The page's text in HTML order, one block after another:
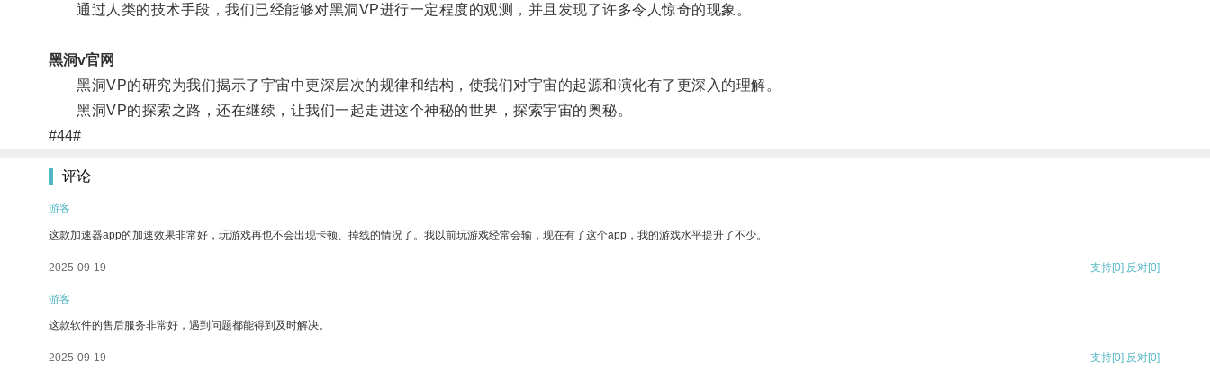
通过人类的技术手段，我们已经能够对黑洞VP进行一定程度的观测，并且发现了许多令人惊奇的现象。
黑洞v官网
黑洞VP的研究为我们揭示了宇宙中更深层次的规律和结构，使我们对宇宙的起源和演化有了更深入的理解。
黑洞VP的探索之路，还在继续，让我们一起走进这个神秘的世界，探索宇宙的奥秘。
#44#
评论
游客
这款加速器app的加速效果非常好，玩游戏再也不会出现卡顿、掉线的情况了。我以前玩游戏经常会输，现在有了这个app，我的游戏水平提升了不少。
2025-09-19 支持[0] 反对[0]
游客
这款软件的售后服务非常好，遇到问题都能得到及时解决。
2025-09-19 支持[0] 反对[0]